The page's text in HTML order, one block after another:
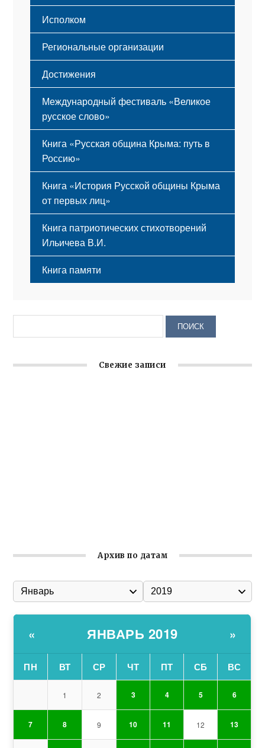
Исполком
Региональные организации
Достижения
Международный фестиваль «Великое
русское слово»
Книга «Русская община Крыма: путь в
Россию»
Книга «История Русской общины Крыма
от первых лиц»
Книга патриотических стихотворений
Ильичева В.И.
Книга памяти
Свежие записи
Архив по датам
« ЯНВАРЬ 2019 »
ПН ВТ СР ЧТ ПТ СБ ВС
1 2 3 4 5 6
7 8 9 10 11 12 13